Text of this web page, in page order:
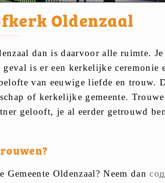
Oldenzaal
dan is daarvoor alle ruimte.
is er een kerkelijke ceremonie
van eeuwige liefde en trouw.
of kerkelijke gemeente.
gelooft, je al eerder getrouwd
Oldenzaal? Neem dan